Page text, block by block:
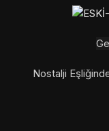
Nostalji